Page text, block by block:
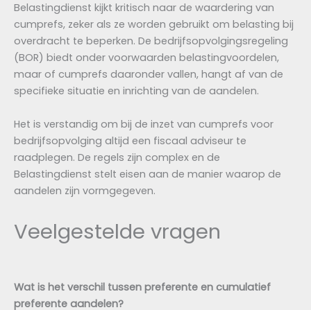
Belastingdienst kijkt kritisch naar de waardering van
cumprefs, zeker als ze worden gebruikt om belasting bij
overdracht te beperken. De bedrijfsopvolgingsregeling
(BOR) biedt onder voorwaarden belastingvoordelen,
maar of cumprefs daaronder vallen, hangt af van de
specifieke situatie en inrichting van de aandelen.
Het is verstandig om bij de inzet van cumprefs voor
bedrijfsopvolging altijd een fiscaal adviseur te
raadplegen. De regels zijn complex en de
Belastingdienst stelt eisen aan de manier waarop de
aandelen zijn vormgegeven.
Veelgestelde vragen
Wat is het verschil tussen preferente en cumulatief
preferente aandelen?